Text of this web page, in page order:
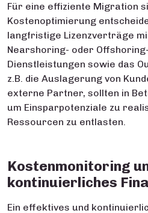
Für eine effiziente Migration
Kostenoptimierung
langfristige Lizenzverträge
Nearshoring- oder
Dienstleistungen sowie das
z.B. die Auslagerung von
externe Partner, sollten in
um Einsparpotenziale zu
Ressourcen zu entlasten.
Kostenmonitoring
kontinuierliches
Ein effektives und